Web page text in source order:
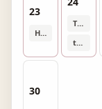
23
Hito
Turno
taller
30